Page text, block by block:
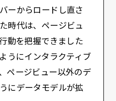
ーからロードし直さ
時代は、ページビュ
動を把握できました
うにインタラクティブ
ページビュー以外のデ
にデータモデルが拡